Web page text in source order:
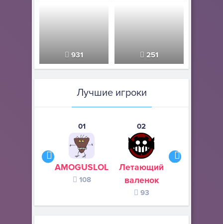
931 251
Лучшие игроки
01
AMOGUSLOL
108
02
Летающий
валенок
93